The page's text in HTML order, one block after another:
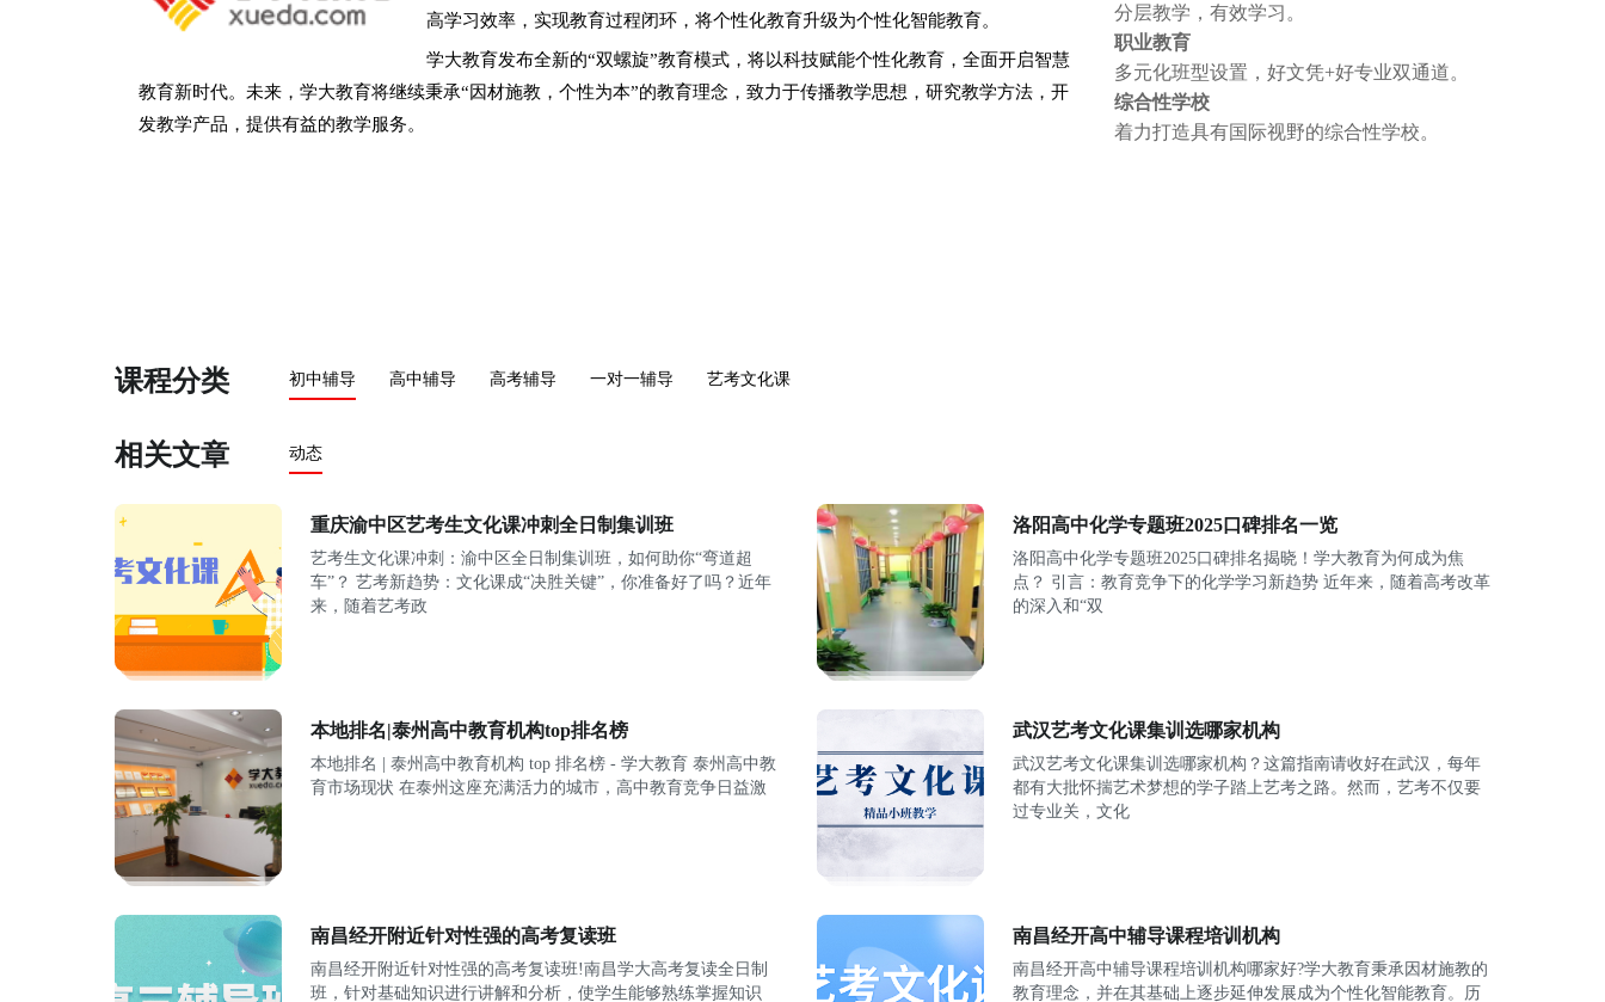
高学习效率，实现教育过程闭环，将个性化教育升级为个性化智能教育。
学大教育发布全新的“双螺旋”教育模式，将以科技赋能个性化教育，全面开启智慧
教育新时代。未来，学大教育将继续秉承“因材施教，个性为本”的教育理念，致力于传播教学思想，研究教学方法，开
发教学产品，提供有益的教学服务。
分层教学，有效学习。
职业教育
多元化班型设置，好文凭+好专业双通道。
综合性学校
着力打造具有国际视野的综合性学校。
课程分类 初中辅导 高中辅导 高考辅导 一对一辅导 艺考文化课
相关文章 动态
重庆渝中区艺考生文化课冲刺全日制集训班
艺考生文化课冲刺：渝中区全日制集训班，如何助你“弯道超
车”？ 艺考新趋势：文化课成“决胜关键”，你准备好了吗？近年
来，随着艺考政
洛阳高中化学专题班2025口碑排名一览
洛阳高中化学专题班2025口碑排名揭晓！学大教育为何成为焦
点？ 引言：教育竞争下的化学学习新趋势 近年来，随着高考改革
的深入和“双
本地排名|泰州高中教育机构top排名榜
本地排名 | 泰州高中教育机构 top 排名榜 - 学大教育 泰州高中教
育市场现状 在泰州这座充满活力的城市，高中教育竞争日益激
武汉艺考文化课集训选哪家机构
武汉艺考文化课集训选哪家机构？这篇指南请收好在武汉，每年
都有大批怀揣艺术梦想的学子踏上艺考之路。然而，艺考不仅要
过专业关，文化
南昌经开附近针对性强的高考复读班
南昌经开附近针对性强的高考复读班!南昌学大高考复读全日制
班，针对基础知识进行讲解和分析，使学生能够熟练掌握知识
南昌经开高中辅导课程培训机构
南昌经开高中辅导课程培训机构哪家好?学大教育秉承因材施教的
教育理念，并在其基础上逐步延伸发展成为个性化智能教育。历